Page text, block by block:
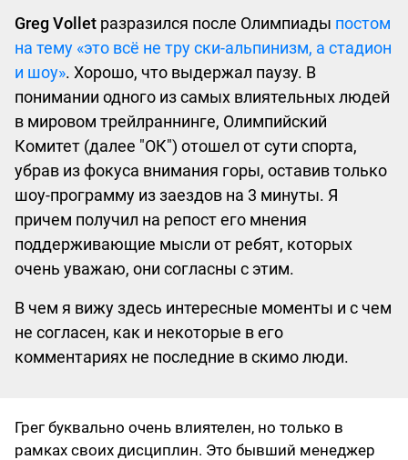
Greg Vollet разразился после Олимпиады постом
на тему «это всё не тру ски-альпинизм, а стадион
и шоу». Хорошо, что выдержал паузу. В
понимании одного из самых влиятельных людей
в мировом трейлраннинге, Олимпийский
Комитет (далее "ОК") отошел от сути спорта,
убрав из фокуса внимания горы, оставив только
шоу-программу из заездов на 3 минуты. Я
причем получил на репост его мнения
поддерживающие мысли от ребят, которых
очень уважаю, они согласны с этим.
В чем я вижу здесь интересные моменты и с чем
не согласен, как и некоторые в его
комментариях не последние в скимо люди.
Грег буквально очень влиятелен, но только в
рамках своих дисциплин. Это бывший менеджер